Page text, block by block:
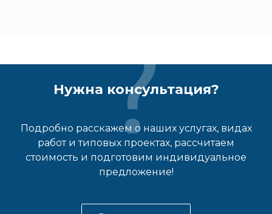
Нужна консультация?
Подробно расскажем о наших услугах, видах
работ и типовых проектах, рассчитаем
стоимость и подготовим индивидуальное
предложение!